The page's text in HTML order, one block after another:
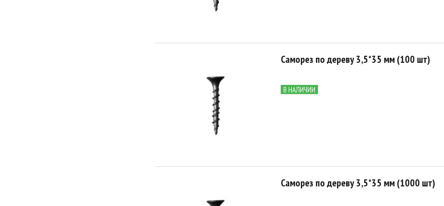
Саморез по дереву 3,5*35 мм (100 шт)
В НАЛИЧИИ
Саморез по дереву 3,5*35 мм (1000 шт)